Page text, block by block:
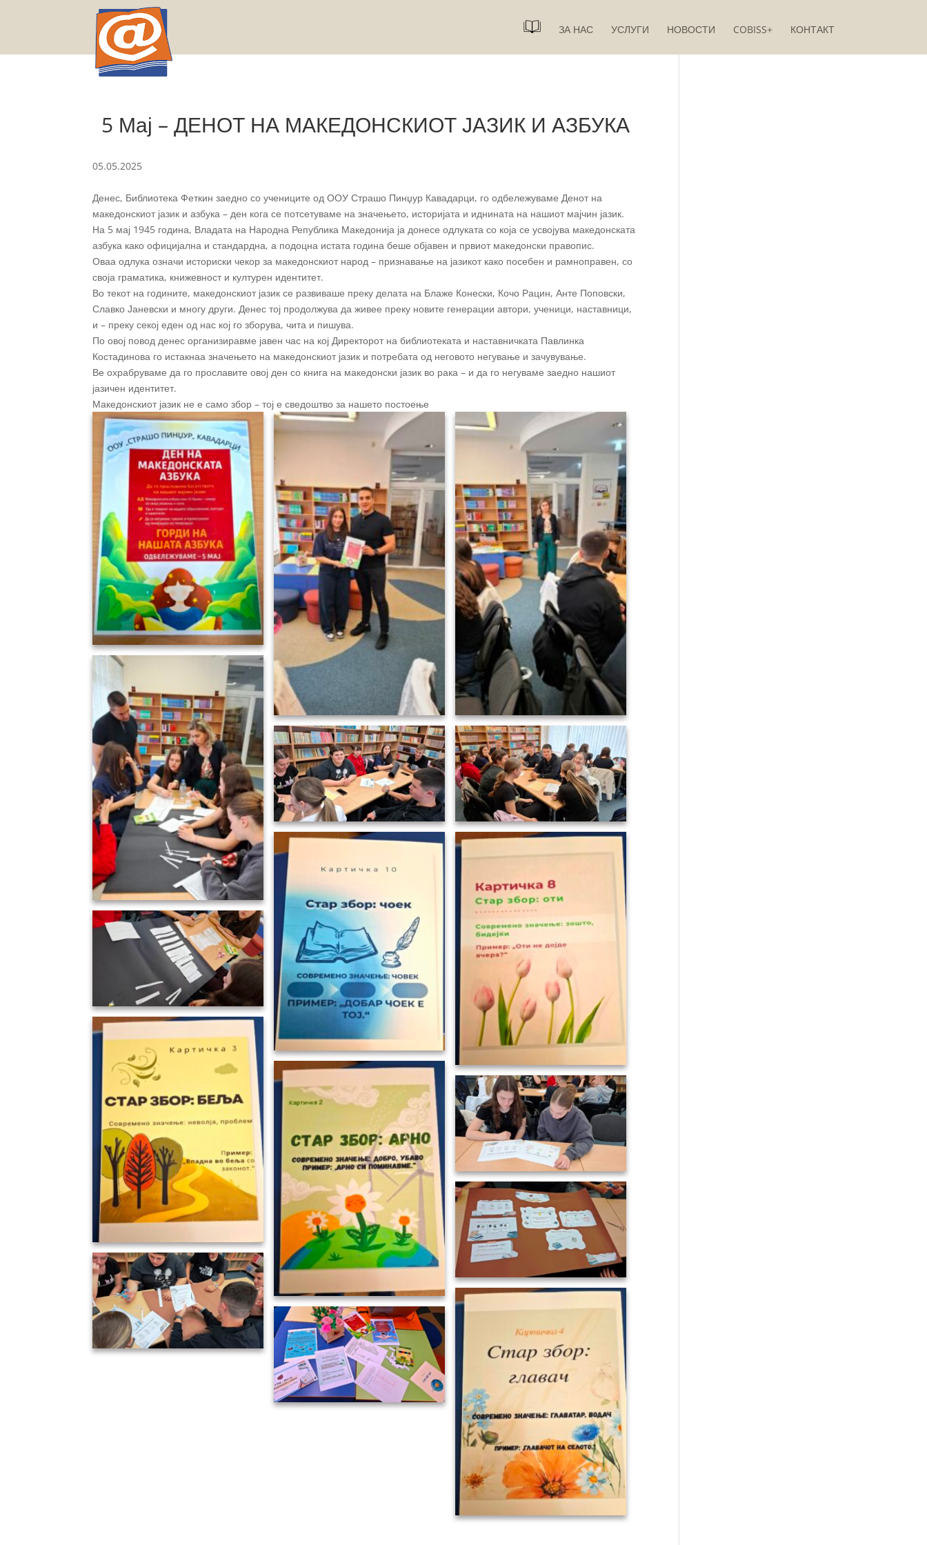
ЗА НАС УСЛУГИ НОВОСТИ COBISS+ КОНТАКТ
5 Мај – ДЕНОТ НА МАКЕДОНСКИОТ ЈАЗИК И АЗБУКА
05.05.2025
Денес, Библиотека Феткин заедно со учениците од ООУ Страшо Пинџур Кавадарци, го одбележуваме Денот на
македонскиот јазик и азбука – ден кога се потсетуваме на значењето, историјата и иднината на нашиот мајчин јазик.
На 5 мај 1945 година, Владата на Народна Република Македонија ја донесе одлуката со која се усвојува македонската
азбука како официјална и стандардна, а подоцна истата година беше објавен и првиот македонски правопис.
Оваа одлука означи историски чекор за македонскиот народ – признавање на јазикот како посебен и рамноправен, со
своја граматика, книжевност и културен идентитет.
Во текот на годините, македонскиот јазик се развиваше преку делата на Блаже Конески, Кочо Рацин, Анте Поповски,
Славко Јаневски и многу други. Денес тој продолжува да живее преку новите генерации автори, ученици, наставници,
и – преку секој еден од нас кој го зборува, чита и пишува.
По овој повод денес организиравме јавен час на кој Директорот на библиотеката и наставничката Павлинка
Костадинова го истакнаа значењето на македонскиот јазик и потребата од неговото негување и зачувување.
Ве охрабруваме да го прославите овој ден со книга на македонски јазик во рака – и да го негуваме заедно нашиот
јазичен идентитет.
Македонскиот јазик не е само збор – тој е сведоштво за нашето постоење